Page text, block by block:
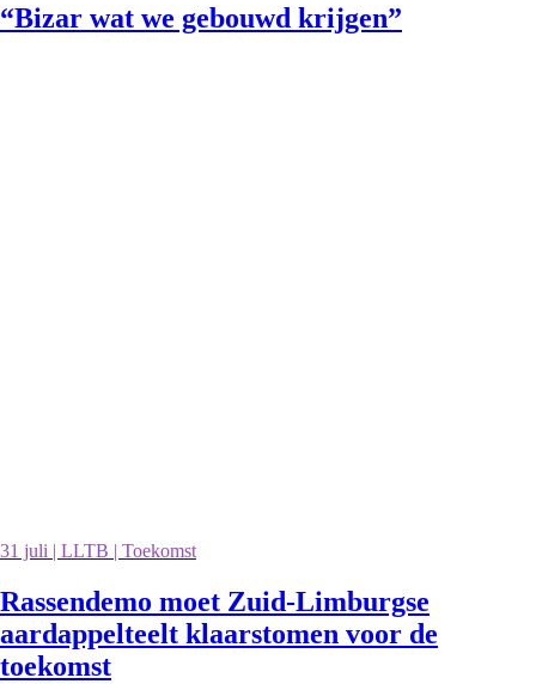
“Bizar wat we gebouwd krijgen”
31 juli | LLTB | Toekomst
Rassendemo moet Zuid-Limburgse
aardappelteelt klaarstomen voor de
toekomst